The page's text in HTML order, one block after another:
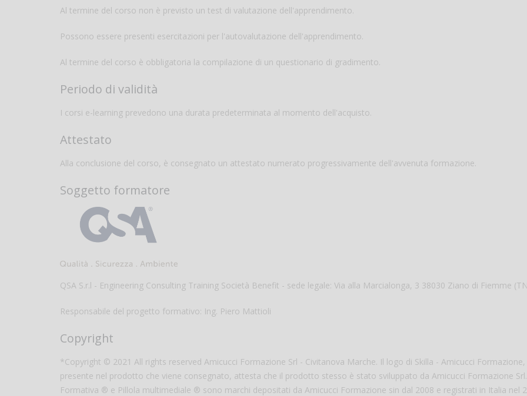
Al termine del corso non è previsto un test di valutazione dell'apprendimento.
Possono essere presenti esercitazioni per l'autovalutazione dell'apprendimento.
Al termine del corso è obbligatoria la compilazione di un questionario di gradimento.
Periodo di validità
I corsi e-learning prevedono una durata predeterminata al momento dell'acquisto.
Attestato
Alla conclusione del corso, è consegnato un attestato numerato progressivamente dell'avvenuta formazione.
Soggetto formatore
QSA S.r.l - Engineering Consulting Training Società Benefit - sede legale: Via alla Marcialonga, 3 38030 Ziano di Fiemme
Responsabile del progetto formativo: Ing. Piero Mattioli
Copyright
*Copyright © 2021 All rights reserved Amicucci Formazione Srl - Civitanova Marche. Il logo di Skilla - Amicucci Formazione,
presente nel prodotto che viene consegnato, attesta che il prodotto stesso è stato sviluppato da Amicucci Formazione
Formativa ® e Pillola multimediale ® sono marchi depositati da Amicucci Formazione sin dal 2008 e registrati in Italia nel